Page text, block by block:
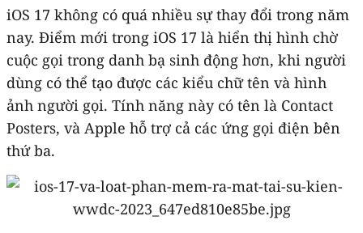
iOS 17 không có quá nhiều sự thay đổi trong năm
nay. Điểm mới trong iOS 17 là hiển thị hình chờ
cuộc gọi trong danh bạ sinh động hơn, khi người
dùng có thể tạo được các kiểu chữ tên và hình
ảnh người gọi. Tính năng này có tên là Contact
Posters, và Apple hỗ trợ cả các ứng gọi điện bên
thứ ba.